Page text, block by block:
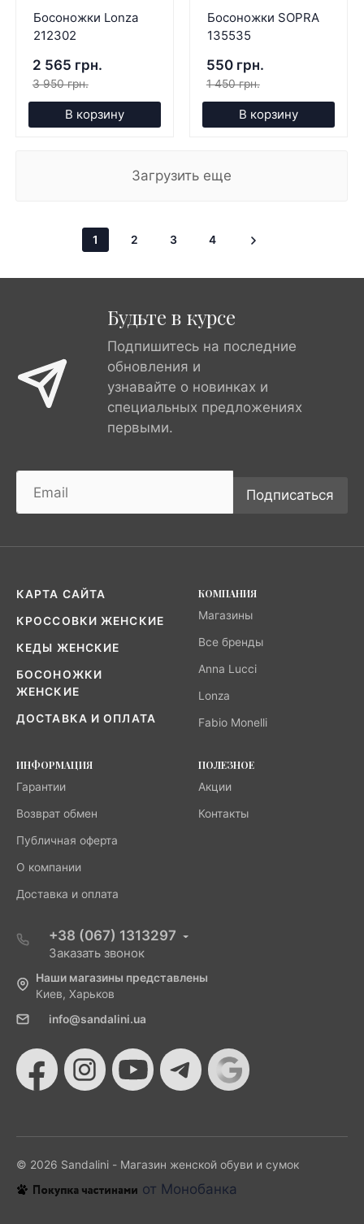
Босоножки Lonza
212302
2 565 грн.
3 950 грн.
В корзину
Босоножки SOPRA
135535
550 грн.
1 450 грн.
В корзину
Загрузить еще
1 2 3 4
Будьте в курсе
Подпишитесь на последние
обновления и
узнавайте о новинках и
специальных предложениях
первыми.
Подписаться
КАРТА САЙТА
КРОССОВКИ ЖЕНСКИЕ
КЕДЫ ЖЕНСКИЕ
БОСОНОЖКИ
ЖЕНСКИЕ
ДОСТАВКА И ОПЛАТА
КОМПАНИЯ
Магазины
Все бренды
Anna Lucci
Lonza
Fabio Monelli
ИНФОРМАЦИЯ
Гарантии
Возврат обмен
Публичная оферта
О компании
Доставка и оплата
ПОЛЕЗНОЕ
Акции
Контакты
+38 (067) 1313297
Заказать звонок
Наши магазины представлены
Киев, Харьков
info@sandalini.ua
© 2026 Sandalini - Магазин женской обуви и сумок
от Монобанка